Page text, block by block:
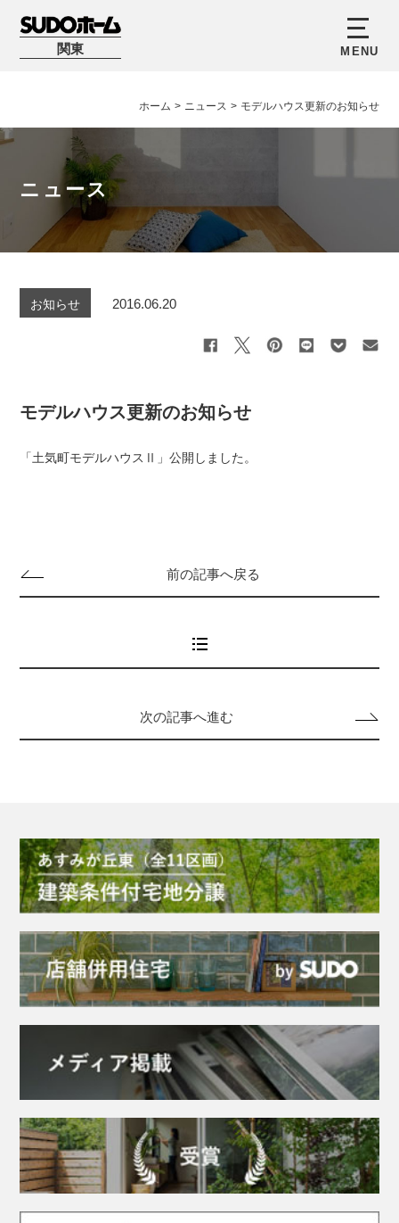
関東
ホーム > ニュース > モデルハウス更新のお知らせ
ニュース
お知らせ 2016.06.20
モデルハウス更新のお知らせ
「土気町モデルハウスⅡ」公開しました。
前の記事へ戻る
次の記事へ進む